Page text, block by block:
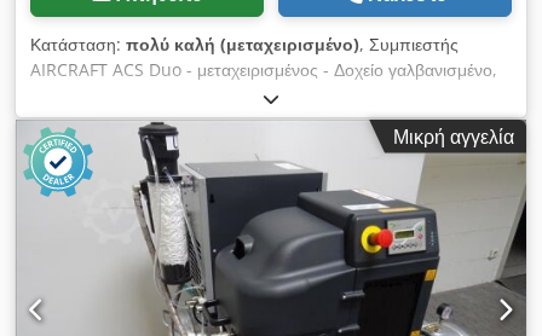
Κατάσταση: πολύ καλή (μεταχειρισμένο), Συμπιεστής
AIRCRAFT ACS Duo - μεταχειρισμένος - Δοχείο γαλβανισμένο,
κοχλιοφόρος συμπιεστής, περιλαμβάνει ψυκτικό ξηραντήρα,
περιλαμβάνει επεξεργαστή συμπυκνωμάτων, αυτόματη
αποστράγγιση συμπυκνωμάτων ----- Τεχνικά στοιχεία -----
Μέγεθος δοχείου: 2 x 100 λίτρα, Παραγωγικότητα πλήρωσης:
360 λίτρα, Μέγιστη πίεση: 10 bar, Κινητήρας: 3,5 kW, Στροφές:
2.880 στρ./λεπτό, Στάθμη θορύβου: 69 dB, Διαστάσεις
(ΜxΠxΥ): 1.200 x 900 x 1.250 mm, Βάρος: 201 kg
Πληροφορίες ποιότητας: - πλήρης βασικός καθαρισμός
Dcjdpfxewb Evte Amnjk - Έλεγχος ηλεκτρικών
εγκαταστάσεων - έτοιμο για άμεση χρήση
Μικρή αγγελία